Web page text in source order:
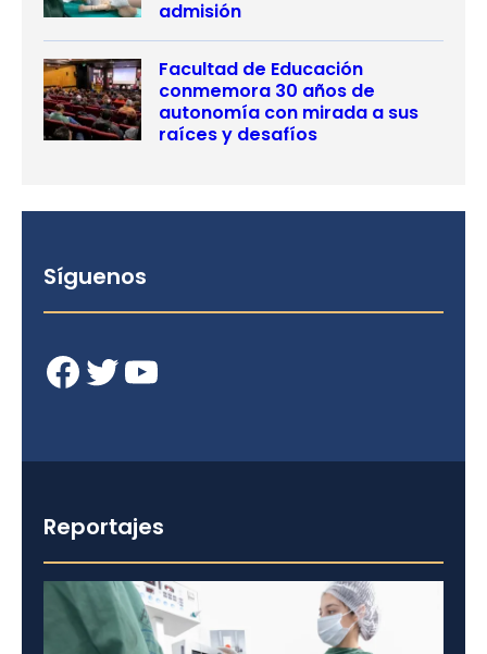
admisión
Facultad de Educación
conmemora 30 años de
autonomía con mirada a sus
raíces y desafíos
Síguenos
Facebook Twitter YouTube
Reportajes